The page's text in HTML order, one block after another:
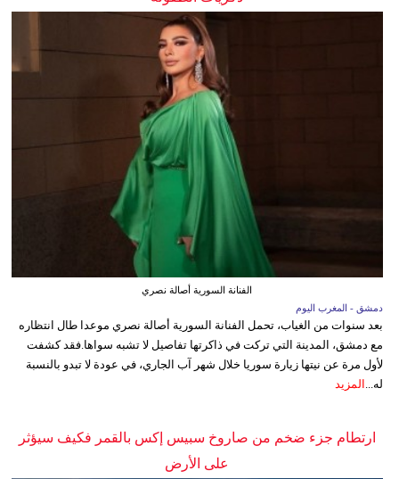
الفنانة السورية أصالة نصري
دمشق - المغرب اليوم
بعد سنوات من الغياب، تحمل الفنانة السورية أصالة نصري موعدا طال انتظاره
مع دمشق، المدينة التي تركت في ذاكرتها تفاصيل لا تشبه سواها.فقد كشفت
لأول مرة عن نيتها زيارة سوريا خلال شهر آب الجاري، في عودة لا تبدو بالنسبة
له...
المزيد
ارتطام جزء ضخم من صاروخ سبيس إكس بالقمر فكيف سيؤثر
على الأرض